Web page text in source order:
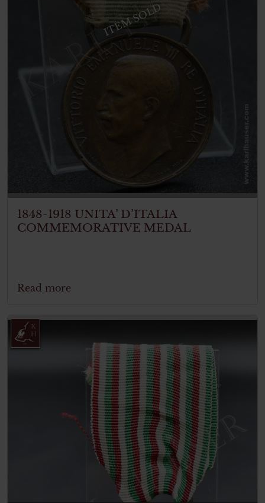
ITEM SOLD
1848-1918 UNITA’ D’ITALIA
COMMEMORATIVE MEDAL
Read more